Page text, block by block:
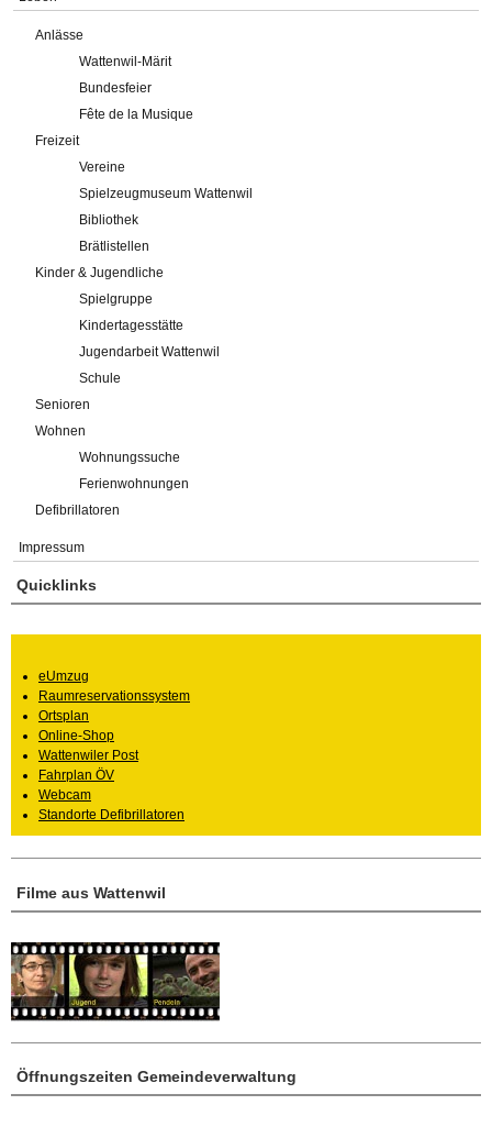
Anlässe
Wattenwil-Märit
Bundesfeier
Fête de la Musique
Freizeit
Vereine
Spielzeugmuseum Wattenwil
Bibliothek
Brätlistellen
Kinder & Jugendliche
Spielgruppe
Kindertagesstätte
Jugendarbeit Wattenwil
Schule
Senioren
Wohnen
Wohnungssuche
Ferienwohnungen
Defibrillatoren
Impressum
Öffnungszeiten Gemeindeverwaltung
Filme aus Wattenwil
Quicklinks
eUmzug
Raumreservationssystem
Ortsplan
Online-Shop
Wattenwiler Post
Fahrplan ÖV
Webcam
Standorte Defibrillatoren